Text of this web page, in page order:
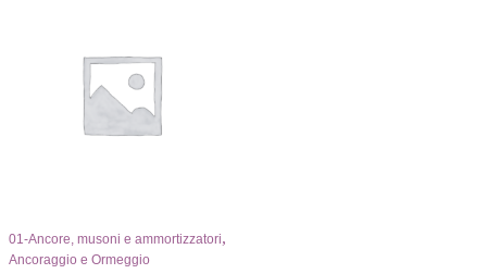
01-Ancore, musoni e ammortizzatori,
Ancoraggio e Ormeggio